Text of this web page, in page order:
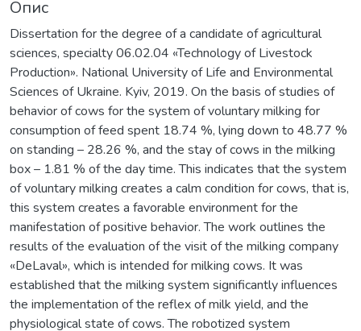
Опис
Dissertation for the degree of a candidate of agricultural
sciences, specialty 06.02.04 «Technology of Livestock
Production». National University of Life and Environmental
Sciences of Ukraine. Kyiv, 2019. On the basis of studies of
behavior of cows for the system of voluntary milking for
consumption of feed spent 18.74 %, lying down to 48.77 %
on standing – 28.26 %, and the stay of cows in the milking
box – 1.81 % of the day time. This indicates that the system
of voluntary milking creates a calm condition for cows, that is,
this system creates a favorable environment for the
manifestation of positive behavior. The work outlines the
results of the evaluation of the visit of the milking company
«DeLaval», which is intended for milking cows. It was
established that the milking system significantly influences
the implementation of the reflex of milk yield, and the
physiological state of cows. The robotized system